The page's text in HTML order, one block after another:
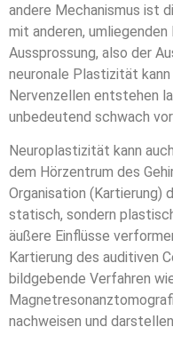
andere Mechanismus ist
mit anderen,
Aussprossung, also der
neuronale Plastizität
Nervenzellen entstehen
unbedeutend schwach
Neuroplastizität kann
dem Hörzentrum des
Organisation (Kartierung)
statisch, sondern
äußere Einflüsse
Kartierung des auditiven
bildgebende Verfahren
nachweisen und